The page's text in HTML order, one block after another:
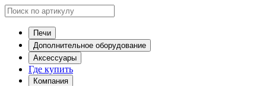
Печи
Дополнительное оборудование
Аксессуары
Где купить
Компания